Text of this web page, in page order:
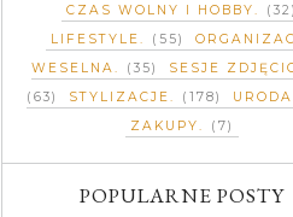
CZAS WOLNY I HOBBY
(32)
LIFESTYLE
(55)
WESELNA
(35)
SESJE
(63)
STYLIZACJE (178) URODA
ZAKUPY
(7)
POPULARNE POSTY